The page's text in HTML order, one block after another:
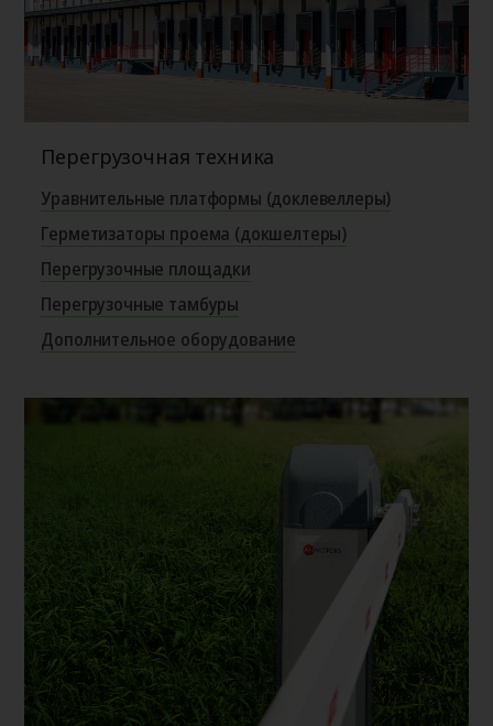
Перегрузочная техника
Уравнительные платформы (доклевеллеры)
Герметизаторы проема (докшелтеры)
Перегрузочные площадки
Перегрузочные тамбуры
Дополнительное оборудование